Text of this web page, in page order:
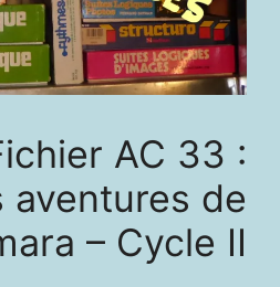
AC 33 :
aventures de
– Cycle II